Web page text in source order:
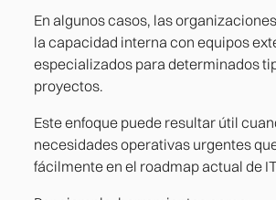
En algunos casos, las
la capacidad interna con equipos
especializados para determinados
proyectos.
Este enfoque puede resultar útil
necesidades operativas urgentes
fácilmente en el roadmap actual de